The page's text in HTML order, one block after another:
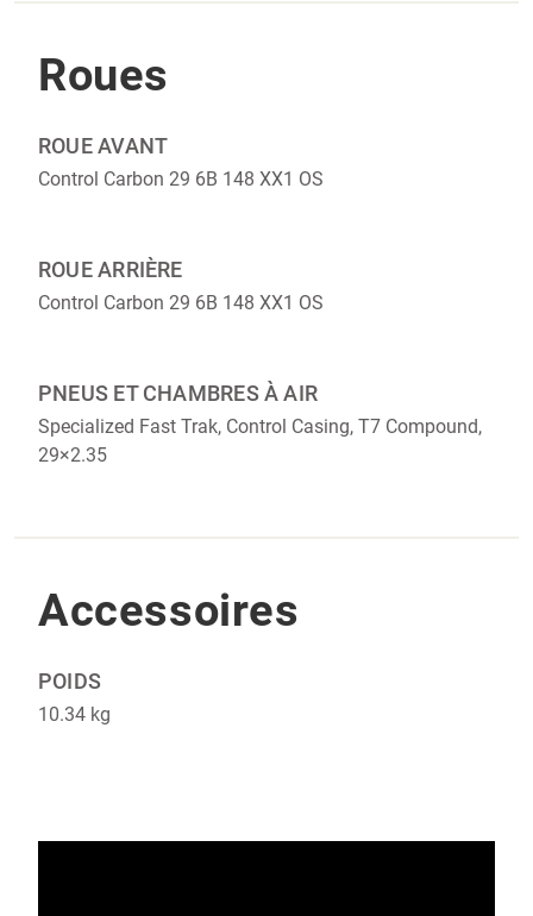
Roues
ROUE AVANT
Control Carbon 29 6B 148 XX1 OS
ROUE ARRIÈRE
Control Carbon 29 6B 148 XX1 OS
PNEUS ET CHAMBRES À AIR
Specialized Fast Trak, Control Casing, T7 Compound,
29×2.35
Accessoires
POIDS
10.34 kg